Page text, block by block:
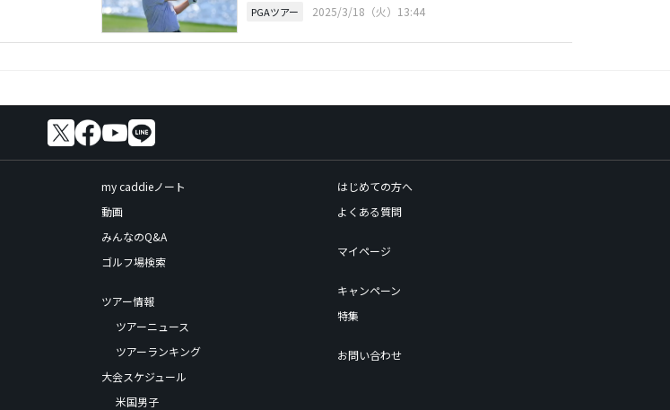
PGAツアー 2025/3/18（火）13:44
my caddieノート
動画
みんなのQ&A
ゴルフ場検索
ツアー情報
ツアーニュース
ツアーランキング
大会スケジュール
米国男子
はじめての方へ
よくある質問
マイページ
キャンペーン
特集
お問い合わせ